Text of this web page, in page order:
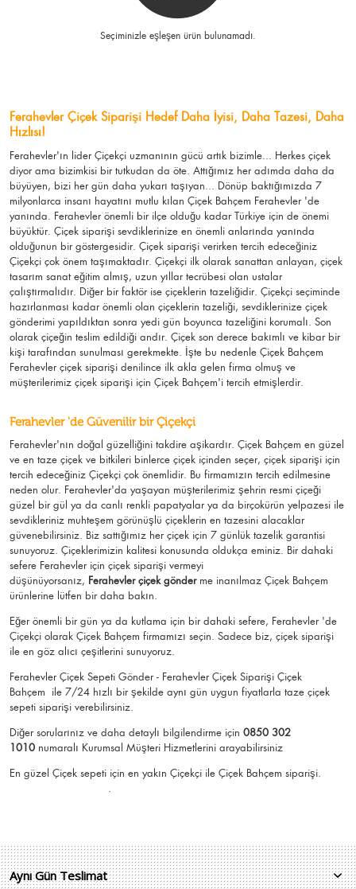
Seçiminizle eşleşen ürün bulunamadı.
Ferahevler Çiçek Siparişi Hedef Daha İyisi, Daha Tazesi, Daha
Hızlısı!
Ferahevler'ın lider Çiçekçi uzmanının gücü artık bizimle... Herkes çiçek
diyor ama bizimkisi bir tutkudan da öte. Attığımız her adımda daha da
büyüyen, bizi her gün daha yukarı taşıyan... Dönüp baktığımızda 7
milyonlarca insanı hayatını mutlu kılan Çiçek Bahçem Ferahevler 'de
yanında. Ferahevler önemli bir ilçe olduğu kadar Türkiye için de önemi
büyüktür. Çiçek siparişi sevdiklerinize en önemli anlarında yanında
olduğunun bir göstergesidir. Çiçek siparişi verirken tercih edeceğiniz
Çiçekçi çok önem taşımaktadır. Çiçekçi ilk olarak sanattan anlayan, çiçek
tasarım sanat eğitim almış, uzun yıllar tecrübesi olan ustalar
çalıştırmalıdır. Diğer bir faktör ise çiçeklerin tazeliğidir. Çiçekçi seçiminde
hazırlanması kadar önemli olan çiçeklerin tazeliği, sevdiklerinize çiçek
gönderimi yapıldıktan sonra yedi gün boyunca tazeliğini korumalı. Son
olarak çiçeğin teslim edildiği andır. Çiçek son derece bakımlı ve kibar bir
kişi tarafından sunulması gerekmekte. İşte bu nedenle Çiçek Bahçem
Ferahevler çiçek siparişi denilince ilk akla gelen firma olmuş ve
müşterilerimiz çiçek siparişi için Çiçek Bahçem'i tercih etmişlerdir.
Ferahevler 'de Güvenilir bir Çiçekçi
Ferahevler'nın doğal güzelliğini takdire aşikardır. Çiçek Bahçem en güzel
ve en taze çiçek ve bitkileri binlerce çiçek içinden seçer, çiçek siparişi için
tercih edeceğiniz Çiçekçi çok önemlidir. Bu firmamızın tercih edilmesine
neden olur. Ferahevler'da yaşayan müşterilerimiz şehrin resmi çiçeği
güzel bir gül ya da canlı renkli papatyalar ya da birçokürün yelpazesi ile
sevdikleriniz muhteşem görünüşlü çiçeklerin en tazesini alacaklar
güvenebilirsiniz. Biz sattığımız her çiçek için 7 günlük tazelik garantisi
sunuyoruz. Çiçeklerimizin kalitesi konusunda oldukça eminiz. Bir dahaki
sefere Ferahevler için çiçek siparişi vermeyi
düşünüyorsanız, Ferahevler çiçek gönderme inanılmaz Çiçek Bahçem
ürünlerine lütfen bir daha bakın.
Eğer önemli bir gün ya da kutlama için bir dahaki sefere, Ferahevler 'de
Çiçekçi olarak Çiçek Bahçem firmamızı seçin. Sadece biz, çiçek siparişi
ile en göz alıcı çeşitlerini sunuyoruz.
Ferahevler Çiçek Sepeti Gönder - Ferahevler Çiçek Siparişi Çiçek
Bahçem ile 7/24 hızlı bir şekilde aynı gün uygun fiyatlarla taze çiçek
sepeti siparişi verebilirsiniz.
Diğer sorularınız ve daha detaylı bilgilendirme için 0850 302
1010 numaralı Kurumsal Müşteri Hizmetlerini arayabilirsiniz
En güzel Çiçek sepeti için en yakın Çiçekçi ile Çiçek Bahçem siparişi.
.
Aynı Gün Teslimat